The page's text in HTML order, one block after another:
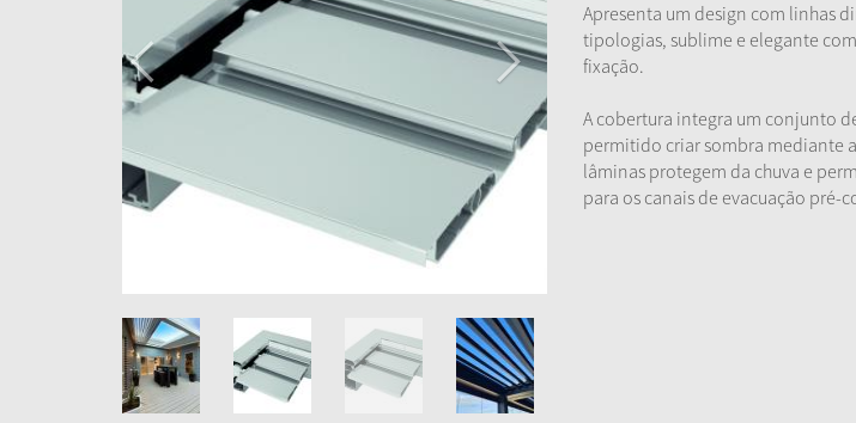
Apresenta um design com linhas
tipologias, sublime e elegante
fixação.
A cobertura integra um conjunto
permitido criar sombra mediante
lâminas protegem da chuva e
para os canais de evacuação pré-